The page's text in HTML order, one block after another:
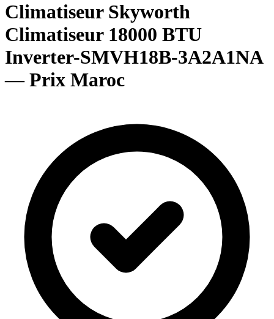
Climatiseur Skyworth
Climatiseur 18000 BTU
Inverter-SMVH18B-3A2A1NA
— Prix Maroc